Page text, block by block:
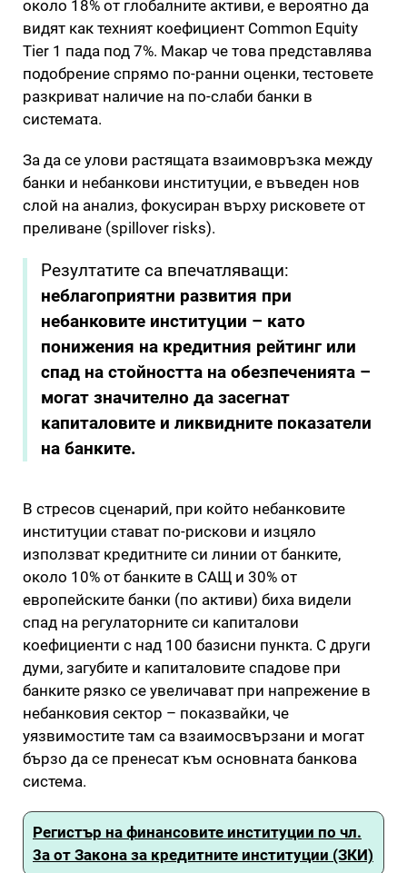
около 18% от глобалните активи, е вероятно да
видят как техният коефициент Common Equity
Tier 1 пада под 7%. Макар че това представлява
подобрение спрямо по-ранни оценки, тестовете
разкриват наличие на по-слаби банки в
системата.
За да се улови растящата взаимовръзка между
банки и небанкови институции, е въведен нов
слой на анализ, фокусиран върху рисковете от
преливане (spillover risks).
Резултатите са впечатляващи:
неблагоприятни развития при
небанковите институции – като
понижения на кредитния рейтинг или
спад на стойността на обезпеченията –
могат значително да засегнат
капиталовите и ликвидните показатели
на банките.
В стресов сценарий, при който небанковите
институции стават по-рискови и изцяло
използват кредитните си линии от банките,
около 10% от банките в САЩ и 30% от
европейските банки (по активи) биха видели
спад на регулаторните си капиталови
коефициенти с над 100 базисни пункта. С други
думи, загубите и капиталовите спадове при
банките рязко се увеличават при напрежение в
небанковия сектор – показвайки, че
уязвимостите там са взаимосвързани и могат
бързо да се пренесат към основната банкова
система.
Регистър на финансовите институции по чл.
3а от Закона за кредитните институции (ЗКИ)